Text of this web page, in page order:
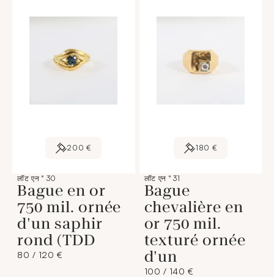
200 €
लॉट एन ° 30
Bague en or
750 mil. ornée
d'un saphir
rond (TDD
80 / 120 €
180 €
लॉट एन ° 31
Bague
chevalière en
or 750 mil.
texturé ornée
d'un
100 / 140 €